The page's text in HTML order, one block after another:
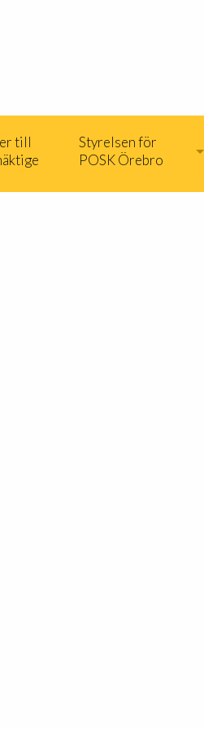
till
Styrelsen för
POSK Örebro